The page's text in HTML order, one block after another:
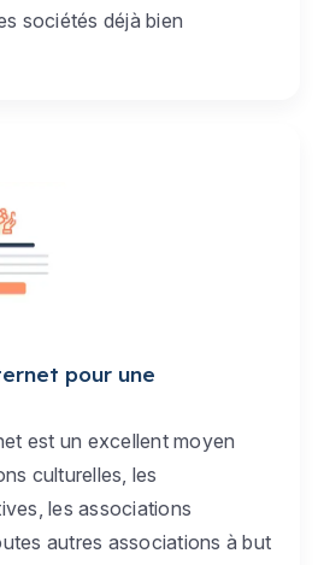
sociétés déjà bien
pour une
est un excellent moyen
culturelles, les
les associations
autres associations à but